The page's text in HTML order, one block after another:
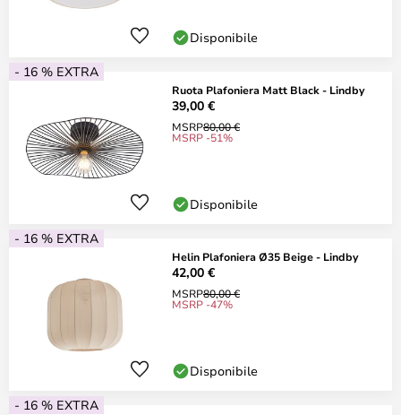
Disponibile
- 16 % EXTRA
Ruota Plafoniera Matt Black - Lindby
39,00 €
MSRP80,00 €
MSRP -51%
Disponibile
- 16 % EXTRA
Helin Plafoniera Ø35 Beige - Lindby
42,00 €
MSRP80,00 €
MSRP -47%
Disponibile
- 16 % EXTRA